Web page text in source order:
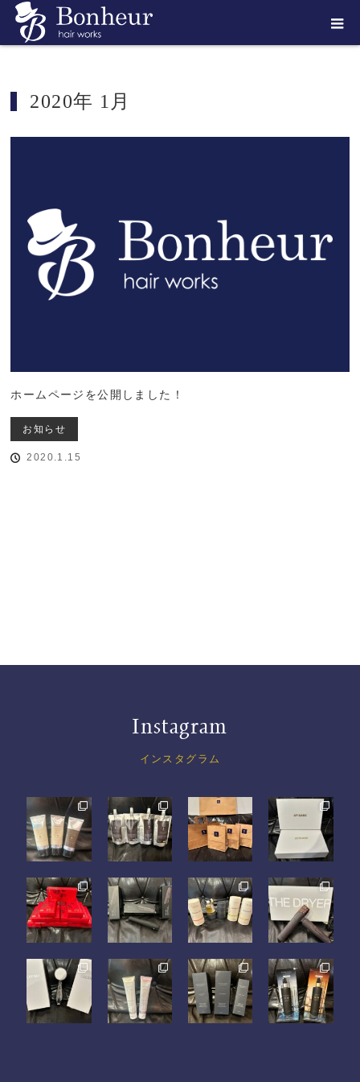
ホーム
2020年 1月
2020年 1月
ホームページを公開しました！
お知らせ
2020.1.15
Instagram
インスタグラム